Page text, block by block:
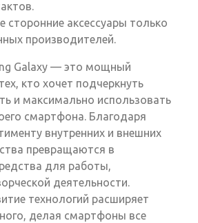
сторонние аксессуары только
производителей.
Galaxy — это мощный
кто хочет подчеркнуть
и максимально использовать
смартфона. Благодаря
внутренних и внешних
превращаются в
для работы,
деятельности.
технологий расширяет
делая смартфоны все